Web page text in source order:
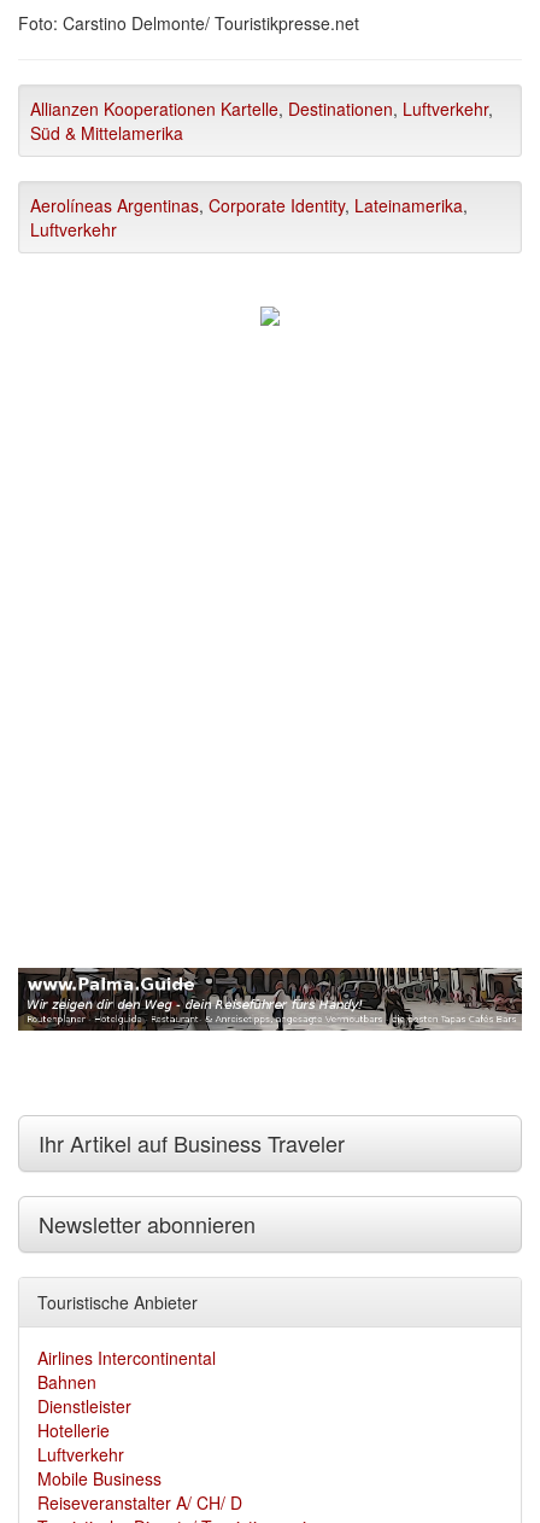
Foto: Carstino Delmonte/ Touristikpresse.net
Allianzen Kooperationen Kartelle, Destinationen, Luftverkehr,
Süd & Mittelamerika
Aerolíneas Argentinas, Corporate Identity, Lateinamerika,
Luftverkehr
Ihr Artikel auf Business Traveler
Newsletter abonnieren
Touristische Anbieter
Airlines Intercontinental
Bahnen
Dienstleister
Hotellerie
Luftverkehr
Mobile Business
Reiseveranstalter A/ CH/ D